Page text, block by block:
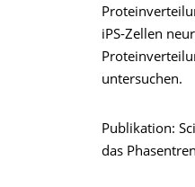
iPS-Zellen
untersuchen.
Publikation:
das